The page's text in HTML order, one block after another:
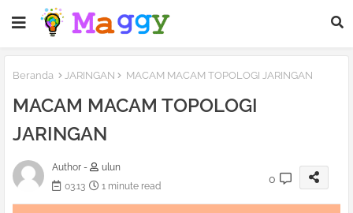
Beranda JARINGAN MACAM MACAM TOPOLOGI JARINGAN
MACAM MACAM TOPOLOGI
JARINGAN
Author -
ulun
03.13
1 minute read
0